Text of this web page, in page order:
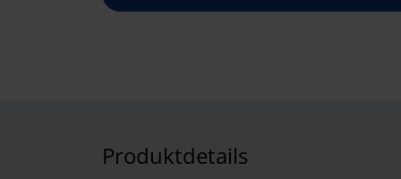
Produktdetails